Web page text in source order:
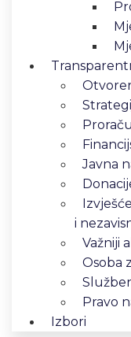
Javna
i
Važniji
Osoba
Pravo
Izbori